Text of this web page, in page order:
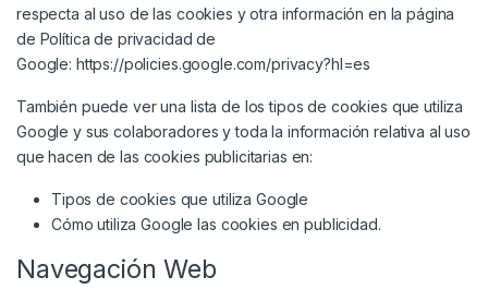
respecta al uso de las cookies y otra información en la página
de Política de privacidad de
Google: https://policies.google.com/privacy?hl=es
También puede ver una lista de los tipos de cookies que utiliza
Google y sus colaboradores y toda la información relativa al uso
que hacen de las cookies publicitarias en:
Tipos de cookies que utiliza Google
Cómo utiliza Google las cookies en publicidad.
Navegación Web